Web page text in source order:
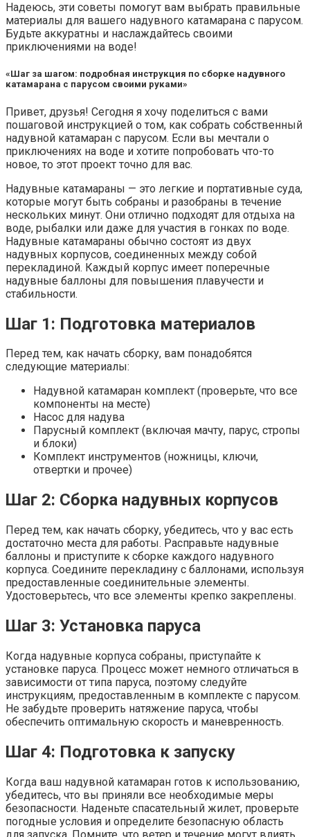
Надеюсь, эти советы помогут вам выбрать правильные
материалы для вашего надувного катамарана с парусом.
Будьте аккуратны и наслаждайтесь своими
приключениями на воде!
«Шаг за шагом: подробная инструкция по сборке надувного
катамарана с парусом своими руками»
Привет, друзья! Сегодня я хочу поделиться с вами
пошаговой инструкцией о том, как собрать собственный
надувной катамаран с парусом. Если вы мечтали о
приключениях на воде и хотите попробовать что-то
новое, то этот проект точно для вас.
Надувные катамараны — это легкие и портативные суда,
которые могут быть собраны и разобраны в течение
нескольких минут. Они отлично подходят для отдыха на
воде, рыбалки или даже для участия в гонках по воде.
Надувные катамараны обычно состоят из двух
надувных корпусов, соединенных между собой
перекладиной. Каждый корпус имеет поперечные
надувные баллоны для повышения плавучести и
стабильности.
Шаг 1: Подготовка материалов
Перед тем, как начать сборку, вам понадобятся
следующие материалы:
Надувной катамаран комплект (проверьте, что все
компоненты на месте)
Насос для надува
Парусный комплект (включая мачту, парус, стропы
и блоки)
Комплект инструментов (ножницы, ключи,
отвертки и прочее)
Шаг 2: Сборка надувных корпусов
Перед тем, как начать сборку, убедитесь, что у вас есть
достаточно места для работы. Расправьте надувные
баллоны и приступите к сборке каждого надувного
корпуса. Соедините перекладину с баллонами, используя
предоставленные соединительные элементы.
Удостоверьтесь, что все элементы крепко закреплены.
Шаг 3: Установка паруса
Когда надувные корпуса собраны, приступайте к
установке паруса. Процесс может немного отличаться в
зависимости от типа паруса, поэтому следуйте
инструкциям, предоставленным в комплекте с парусом.
Не забудьте проверить натяжение паруса, чтобы
обеспечить оптимальную скорость и маневренность.
Шаг 4: Подготовка к запуску
Когда ваш надувной катамаран готов к использованию,
убедитесь, что вы приняли все необходимые меры
безопасности. Наденьте спасательный жилет, проверьте
погодные условия и определите безопасную область